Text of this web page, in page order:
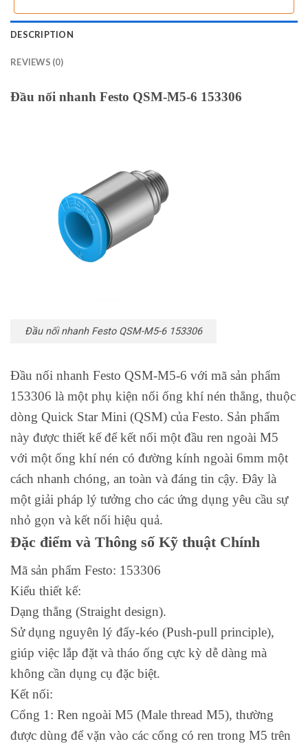
DESCRIPTION
REVIEWS (0)
Đầu nối nhanh Festo QSM-M5-6 153306
Đầu nối nhanh Festo QSM-M5-6 153306
Đầu nối nhanh Festo QSM-M5-6 với mã sản phẩm
153306 là một phụ kiện nối ống khí nén thẳng, thuộc
dòng Quick Star Mini (QSM) của Festo. Sản phẩm
này được thiết kế để kết nối một đầu ren ngoài M5
với một ống khí nén có đường kính ngoài 6mm một
cách nhanh chóng, an toàn và đáng tin cậy. Đây là
một giải pháp lý tưởng cho các ứng dụng yêu cầu sự
nhỏ gọn và kết nối hiệu quả.
Đặc điểm và Thông số Kỹ thuật Chính
Mã sản phẩm Festo: 153306
Kiểu thiết kế:
Dạng thẳng (Straight design).
Sử dụng nguyên lý đẩy-kéo (Push-pull principle),
giúp việc lắp đặt và tháo ống cực kỳ dễ dàng mà
không cần dụng cụ đặc biệt.
Kết nối:
Cổng 1: Ren ngoài M5 (Male thread M5), thường
được dùng để vặn vào các cổng có ren trong M5 trên